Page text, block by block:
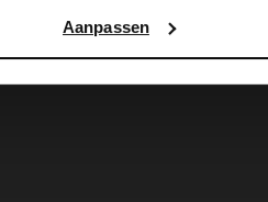
Aanpassen